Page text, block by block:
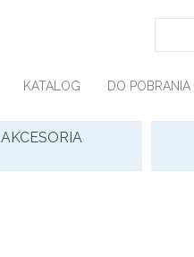
KATALOG DO POBRANIA
AKCESORIA